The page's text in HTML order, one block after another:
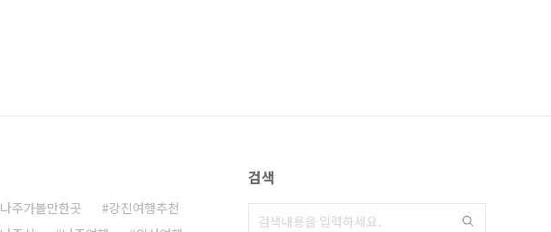
나주가볼만한곳
강진여행추천
검색